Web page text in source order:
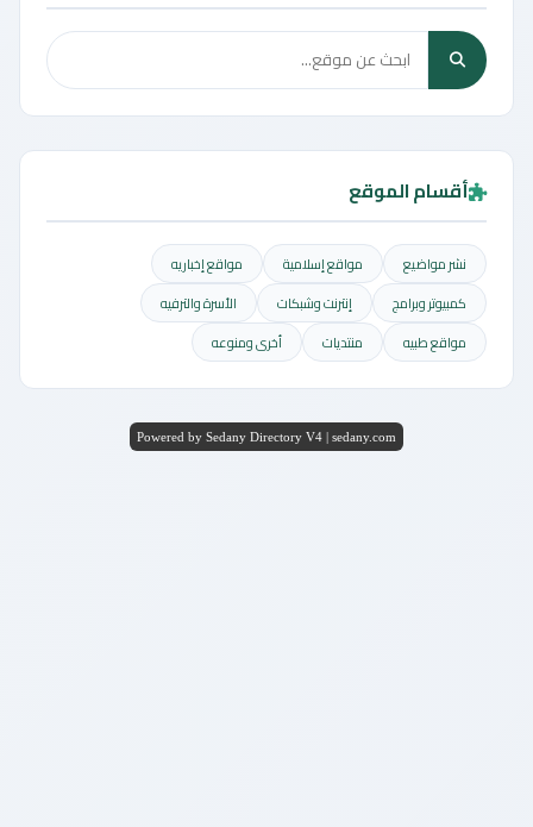
أقسام الموقع
نشر مواضيع مواقع إسلامية
مواقع إخباريه
كمبيوتر وبرامج
إنترنت وشبكات
الأسرة والترفيه
مواقع طبيه
منتديات أخرى ومنوعه
Powered by Sedany Directory V4 | sedany.com